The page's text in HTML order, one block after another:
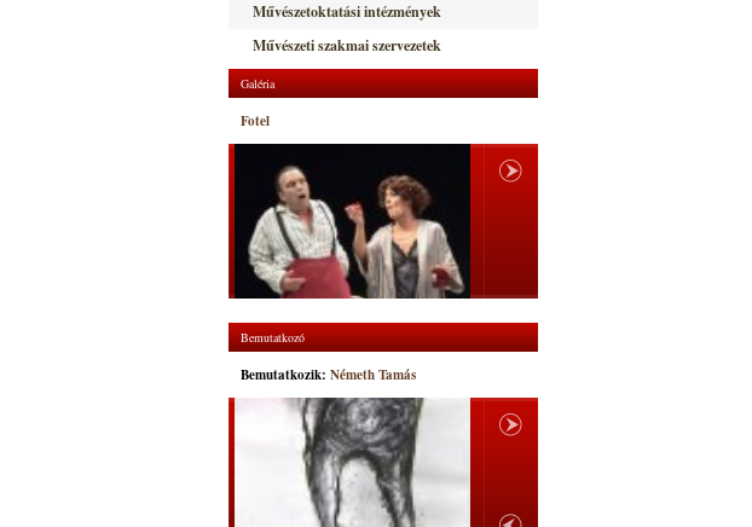
Művészetoktatási intézmények
Művészeti szakmai szervezetek
Galéria
Fotel
Bemutatkozó
Bemutatkozik: Németh Tamás